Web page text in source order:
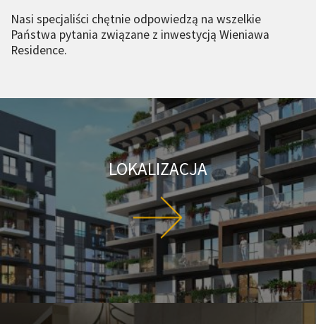
Nasi specjaliści chętnie odpowiedzą na wszelkie
Państwa pytania związane z inwestycją Wieniawa
Residence.
LOKALIZACJA